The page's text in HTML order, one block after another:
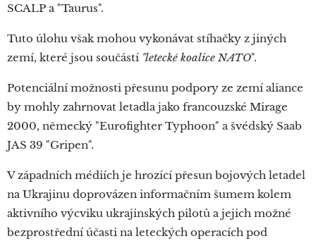
SCALP a "Taurus".
Tuto úlohu však mohou vykonávat stíhačky z jiných
zemí, které jsou součástí "letecké koalice NATO".
Potenciální možnosti přesunu podpory ze zemí aliance
by mohly zahrnovat letadla jako francouzské Mirage
2000, německý "Eurofighter Typhoon" a švédský Saab
JAS 39 "Gripen".
V západních médiích je hrozící přesun bojových letadel
na Ukrajinu doprovázen informačním šumem kolem
aktivního výcviku ukrajinských pilotů a jejich možné
bezprostřední účasti na leteckých operacích pod